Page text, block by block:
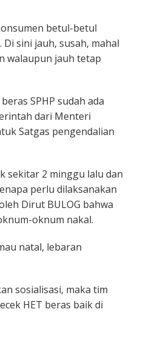
betul-betul
sini jauh, susah, mahal
walaupun jauh tetap
SPHP sudah ada
dari Menteri
Satgas pengendalian
sekitar 2 minggu lalu dan
perlu dilaksanakan
Dirut BULOG bahwa
oknum nakal.
natal, lebaran
sosialisasi, maka tim
HET beras baik di